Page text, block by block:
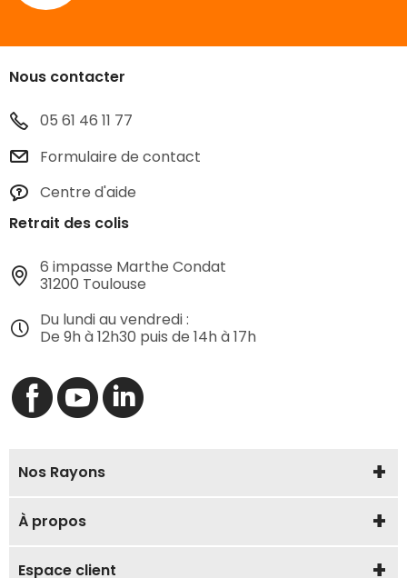
Nous contacter
05 61 46 11 77
Formulaire de contact
Centre d'aide
Retrait des colis
6 impasse Marthe Condat
31200 Toulouse
Du lundi au vendredi :
De 9h à 12h30 puis de 14h à 17h
Nos Rayons
À propos
Espace client